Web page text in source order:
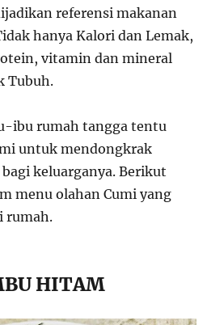
referensi makanan
hanya Kalori dan Lemak,
vitamin dan mineral
Tubuh.
ibu rumah tangga tentu
untuk mendongkrak
keluarganya. Berikut
menu olahan Cumi yang
rumah.
HITAM